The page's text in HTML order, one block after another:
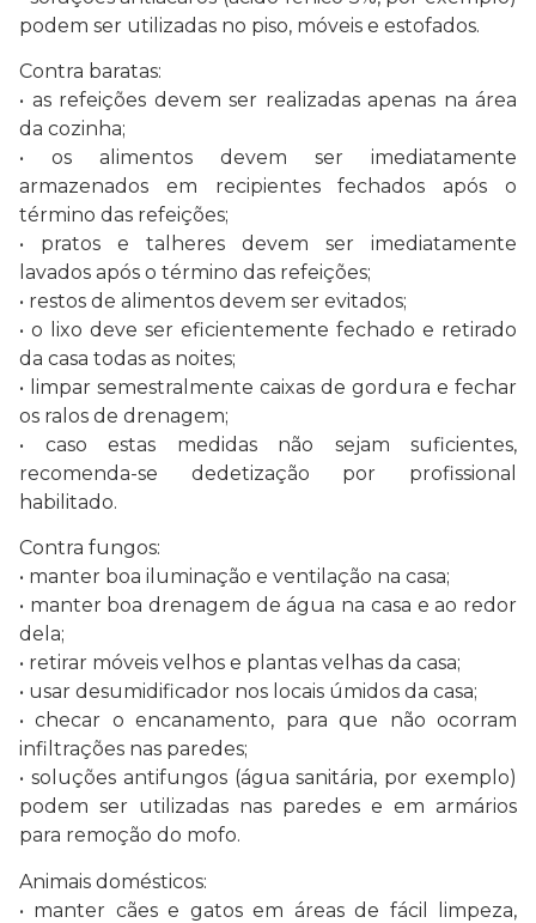
podem ser utilizadas no piso, móveis e estofados.
Contra baratas:
• as refeições devem ser realizadas apenas na área
da cozinha;
• os alimentos devem ser imediatamente
armazenados em recipientes fechados após o
término das refeições;
• pratos e talheres devem ser imediatamente
lavados após o término das refeições;
• restos de alimentos devem ser evitados;
• o lixo deve ser eficientemente fechado e retirado
da casa todas as noites;
• limpar semestralmente caixas de gordura e fechar
os ralos de drenagem;
• caso estas medidas não sejam suficientes,
recomenda-se dedetização por profissional
habilitado.
Contra fungos:
• manter boa iluminação e ventilação na casa;
• manter boa drenagem de água na casa e ao redor
dela;
• retirar móveis velhos e plantas velhas da casa;
• usar desumidificador nos locais úmidos da casa;
• checar o encanamento, para que não ocorram
infiltrações nas paredes;
• soluções antifungos (água sanitária, por exemplo)
podem ser utilizadas nas paredes e em armários
para remoção do mofo.
Animais domésticos:
• manter cães e gatos em áreas de fácil limpeza,